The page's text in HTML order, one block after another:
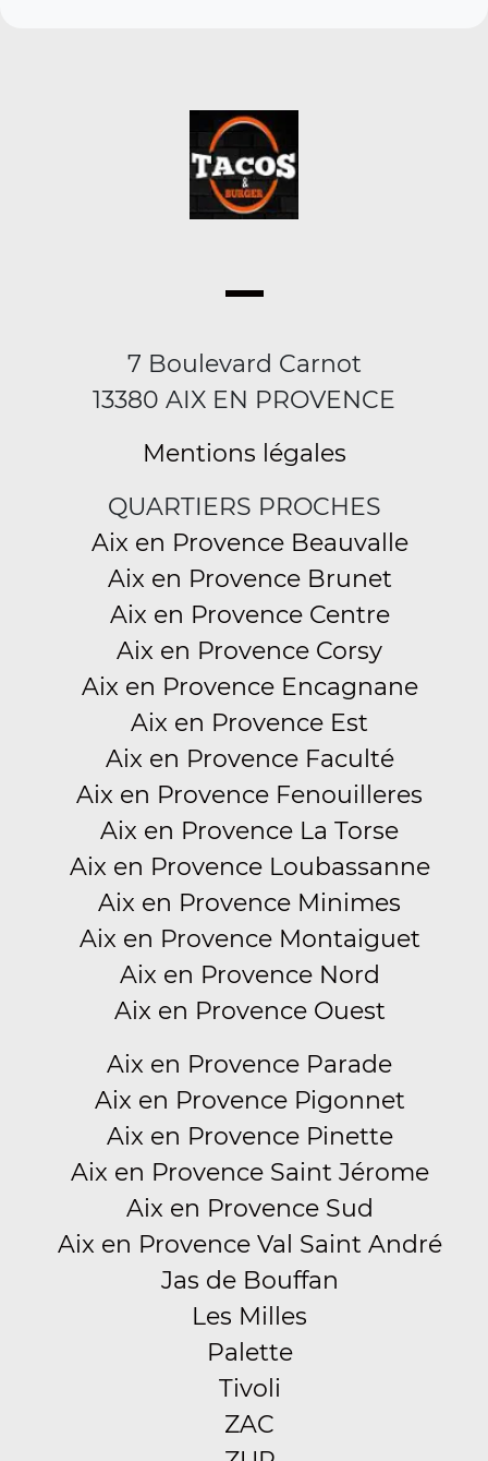
7 Boulevard Carnot
13380 AIX EN PROVENCE
Mentions légales
QUARTIERS PROCHES
Aix en Provence Beauvalle
Aix en Provence Brunet
Aix en Provence Centre
Aix en Provence Corsy
Aix en Provence Encagnane
Aix en Provence Est
Aix en Provence Faculté
Aix en Provence Fenouilleres
Aix en Provence La Torse
Aix en Provence Loubassanne
Aix en Provence Minimes
Aix en Provence Montaiguet
Aix en Provence Nord
Aix en Provence Ouest
Aix en Provence Parade
Aix en Provence Pigonnet
Aix en Provence Pinette
Aix en Provence Saint Jérome
Aix en Provence Sud
Aix en Provence Val Saint André
Jas de Bouffan
Les Milles
Palette
Tivoli
ZAC